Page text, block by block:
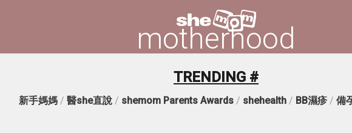
motherhood
TRENDING #
新手媽媽 / 醫she直說 / shemom Parents Awards / shehealth / BB濕疹 / 備